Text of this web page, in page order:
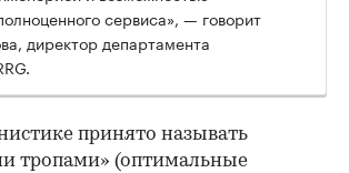
сервиса», — говорит
директор департамента
принято называть
тропами» (оптимальные